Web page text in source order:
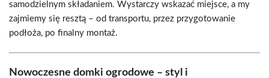
samodzielnym składaniem. Wystarczy wskazać miejsce, a my
zajmiemy się resztą – od transportu, przez przygotowanie
podłoża, po finalny montaż.
Nowoczesne domki ogrodowe – styl i